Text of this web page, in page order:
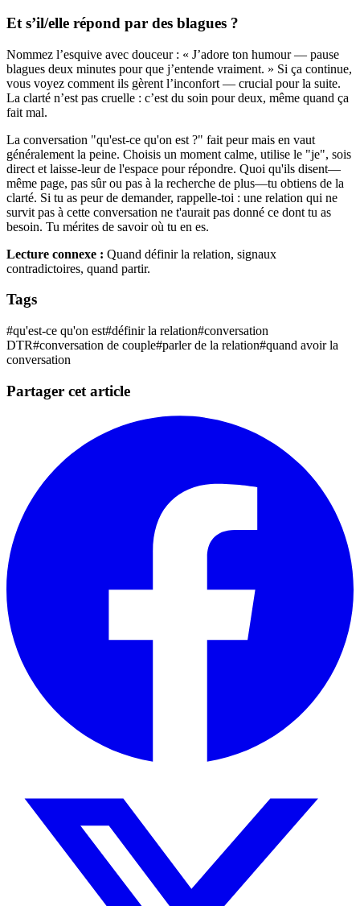
Et s’il/elle répond par des blagues ?
Nommez l’esquive avec douceur : « J’adore ton humour — pause
blagues deux minutes pour que j’entende vraiment. » Si ça continue,
vous voyez comment ils gèrent l’inconfort — crucial pour la suite.
La clarté n’est pas cruelle : c’est du soin pour deux, même quand ça
fait mal.
La conversation "qu'est-ce qu'on est ?" fait peur mais en vaut
généralement la peine. Choisis un moment calme, utilise le "je", sois
direct et laisse-leur de l'espace pour répondre. Quoi qu'ils disent—
même page, pas sûr ou pas à la recherche de plus—tu obtiens de la
clarté. Si tu as peur de demander, rappelle-toi : une relation qui ne
survit pas à cette conversation ne t'aurait pas donné ce dont tu as
besoin. Tu mérites de savoir où tu en es.
Lecture connexe : Quand définir la relation, signaux
contradictoires, quand partir.
Tags
#qu'est-ce qu'on est#définir la relation#conversation
DTR#conversation de couple#parler de la relation#quand avoir la
conversation
Partager cet article